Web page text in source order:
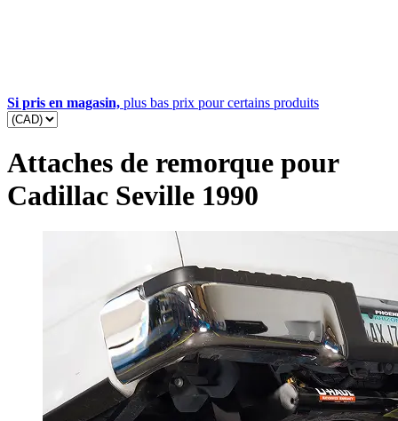
Si pris en magasin, plus bas prix pour certains produits
Attaches de remorque pour
Cadillac Seville 1990